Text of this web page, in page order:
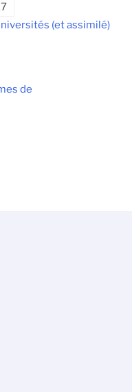
(et assimilé)
de